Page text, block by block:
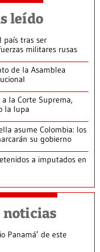
leído
país tras ser
militares rusas
de la Asamblea
a la Corte Suprema,
la lupa
asume Colombia: los
su gobierno
a imputados en
noticias
Panamá’ de este